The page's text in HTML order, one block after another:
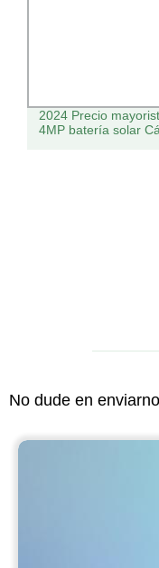
2024 Precio
4MP batería solar
No dude en